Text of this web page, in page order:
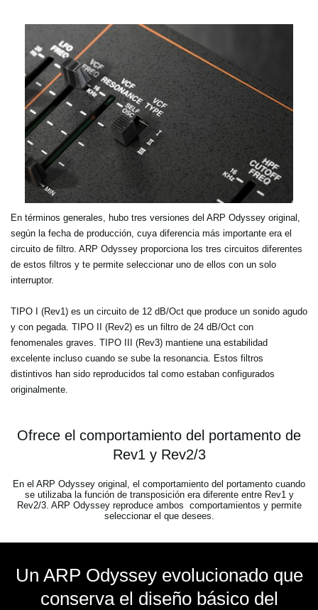
En términos generales, hubo tres versiones del ARP Odyssey original,
según la fecha de producción, cuya diferencia más importante era el
circuito de filtro. ARP Odyssey proporciona los tres circuitos diferentes
de estos filtros y te permite seleccionar uno de ellos con un solo
interruptor.
TIPO I (Rev1) es un circuito de 12 dB/Oct que produce un sonido agudo
y con pegada. TIPO II (Rev2) es un filtro de 24 dB/Oct con
fenomenales graves. TIPO III (Rev3) mantiene una estabilidad
excelente incluso cuando se sube la resonancia. Estos filtros
distintivos han sido reproducidos tal como estaban configurados
originalmente.
Ofrece el comportamiento del portamento de
Rev1 y Rev2/3
En el ARP Odyssey original, el comportamiento del portamento cuando
se utilizaba la función de transposición era diferente entre Rev1 y
Rev2/3. ARP Odyssey reproduce ambos comportamientos y permite
seleccionar el que desees.
Un ARP Odyssey evolucionado que
conserva el diseño básico del